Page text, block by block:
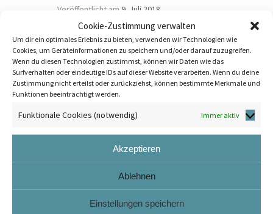
Cookie-Zustimmung verwalten
Um dir ein optimales Erlebnis zu bieten, verwenden wir Technologien wie
Cookies, um Geräteinformationen zu speichern und/oder darauf zuzugreifen.
Wenn du diesen Technologien zustimmst, können wir Daten wie das
Surfverhalten oder eindeutige IDs auf dieser Website verarbeiten. Wenn du deine
Zustimmung nicht erteilst oder zurückziehst, können bestimmte Merkmale und
Funktionen beeinträchtigt werden.
Funktionale Cookies (notwendig) Immer aktiv
Akzeptieren
Ablehnen
Einstellungen speichern
Veröffentlicht am 9. Juli 2018
Mit Urteil vom 19.12.2017 (Az.: BGH II ZR
255/16) hat der Bundesgerichtshof
entscheiden, dass ein Kommanditist einer
GmbH & Co. KG nicht Ansprüche der
Kommanditgesellschaft gegen den
Fremdgeschäftsführer der Komplementär-